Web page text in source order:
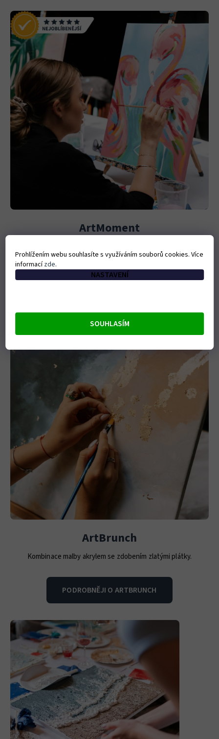
ArtMoment
předlohami.
ArtBrunch
Kombinace malby akrylem se zdobením zlatými plátky.
PODROBNĚJI O ARTBRUNCH
Prohlížením webu souhlasíte s využíváním souborů cookies. Více
informacízde.
NASTAVENÍ
SOUHLASÍM